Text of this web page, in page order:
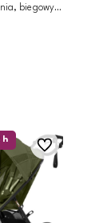
biegowy |
Do ulubionych